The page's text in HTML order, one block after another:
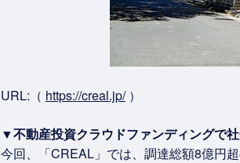
URL:（ https://creal.jp/）
▼不動産投資クラウドファンディングで
今回、「CREAL」では、調達総額8億円